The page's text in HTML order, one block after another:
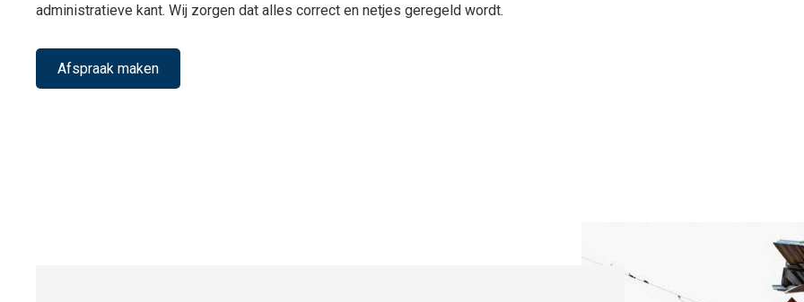
administratieve kant. Wij zorgen dat alles correct en netjes geregeld wordt.
Afspraak maken